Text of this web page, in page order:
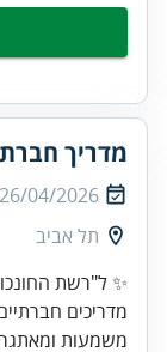
מדריך
26/04/2026
תל אביב
✨ ל"רשת
מדריכים
משמעות